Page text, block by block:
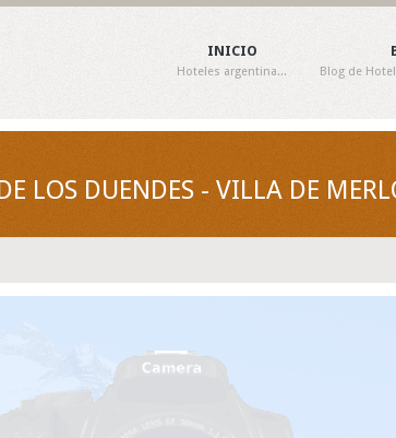
INICIO
Hoteles argentina... Blog de
LOS DUENDES - VILLA DE